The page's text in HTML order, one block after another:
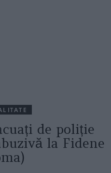
de poliție
la Fidene